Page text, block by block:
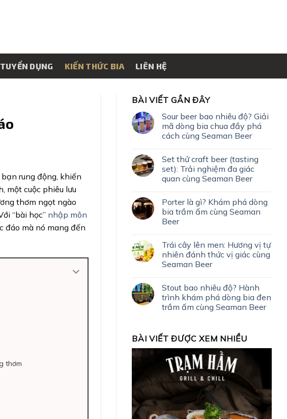
TUYỂN DỤNG KIẾN THỨC BIA LIÊN HỆ
rung động, khiến
một cuộc phiêu lưu
thơm ngọt ngào
“bài học” nhập môn
đáo mà nó mang đến
thơm
BÀI VIẾT GẦN ĐÂY
Sour beer bao nhiêu độ? Giải
mã dòng bia chua đầy phá
cách cùng Seaman Beer
Set thử craft beer (tasting
set): Trải nghiệm đa giác
quan cùng Seaman Beer
Porter là gì? Khám phá dòng
bia trầm ấm cùng Seaman
Beer
Trái cây lên men: Hương vị tự
nhiên đánh thức vị giác cùng
Seaman Beer
Stout bao nhiêu độ? Hành
trình khám phá dòng bia đen
trầm ấm cùng Seaman Beer
BÀI VIẾT ĐƯỢC XEM NHIỀU